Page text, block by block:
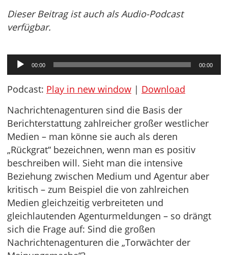
Dieser Beitrag ist auch als Audio-Podcast
verfügbar.
Audio-
Player
00:00 00:00
Podcast: Play in new window | Download
Nachrichtenagenturen sind die Basis der
Berichterstattung zahlreicher großer westlicher
Medien – man könne sie auch als deren
„Rückgrat“ bezeichnen, wenn man es positiv
beschreiben will. Sieht man die intensive
Beziehung zwischen Medium und Agentur aber
kritisch – zum Beispiel die von zahlreichen
Medien gleichzeitig verbreiteten und
gleichlautenden Agenturmeldungen – so drängt
sich die Frage auf: Sind die großen
Nachrichtenagenturen die „Torwächter der